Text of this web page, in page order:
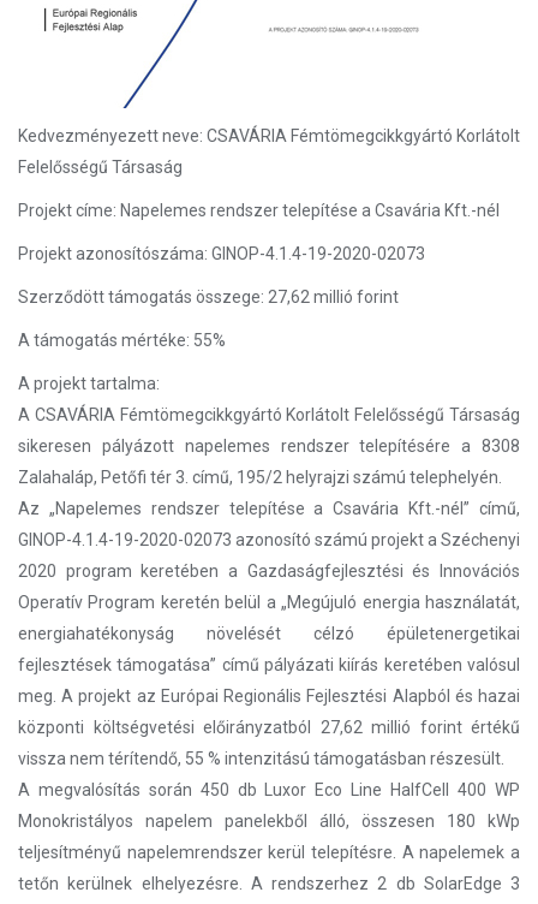
Kedvezményezett neve: CSAVÁRIA Fémtömegcikkgyártó Korlátolt
Felelősségű Társaság
Projekt címe: Napelemes rendszer telepítése a Csavária Kft.-nél
Projekt azonosítószáma: GINOP-4.1.4-19-2020-02073
Szerződött támogatás összege: 27,62 millió forint
A támogatás mértéke: 55%
A projekt tartalma:
A CSAVÁRIA Fémtömegcikkgyártó Korlátolt Felelősségű Társaság
sikeresen pályázott napelemes rendszer telepítésére a 8308
Zalahaláp, Petőfi tér 3. című, 195/2 helyrajzi számú telephelyén.
Az „Napelemes rendszer telepítése a Csavária Kft.-nél” című,
GINOP-4.1.4-19-2020-02073 azonosító számú projekt a Széchenyi
2020 program keretében a Gazdaságfejlesztési és Innovációs
Operatív Program keretén belül a „Megújuló energia használatát,
energiahatékonyság növelését célzó épületenergetikai
fejlesztések támogatása” című pályázati kiírás keretében valósul
meg. A projekt az Európai Regionális Fejlesztési Alapból és hazai
központi költségvetési előirányzatból 27,62 millió forint értékű
vissza nem térítendő, 55 % intenzitású támogatásban részesült.
A megvalósítás során 450 db Luxor Eco Line HalfCell 400 WP
Monokristályos napelem panelekből álló, összesen 180 kWp
teljesítményű napelemrendszer kerül telepítésre. A napelemek a
tetőn kerülnek elhelyezésre. A rendszerhez 2 db SolarEdge 3